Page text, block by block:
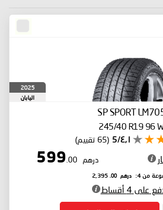
2025
اليابان
SP SPORT
245/40 R19 96
٤٫١/5 (65 تقييم)
درهم 599
.00
من 4: درهم 2,395
.00
على 4 أقساط